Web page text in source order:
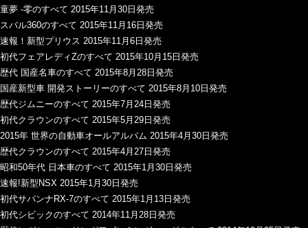
童夢 -零のすべて 2015年11月30日発売
スバル360のすべて 2015年11月16日発売
速報！新型プリウス 2015年11月6日発売
初代フェアレディZのすべて 2015年10月15日発売
歴代 国産名車のすべて 2015年8月28日発売
国産新型車 開発ストーリーのすべて 2015年8月10日発売
歴代ジムニーのすべて 2015年7月24日発売
初代クラウンのすべて 2015年5月29日発売
2015年 世界の自動車オールアルバム 2015年4月30日発売
歴代クラウンのすべて 2015年4月27日発売
昭和50年代 日本車のすべて 2015年1月30日発売
速報!新型NSX 2015年1月30日発売
初代サバンナRX-7のすべて 2015年1月13日発売
初代シビックのすべて 2014年11月28日発売